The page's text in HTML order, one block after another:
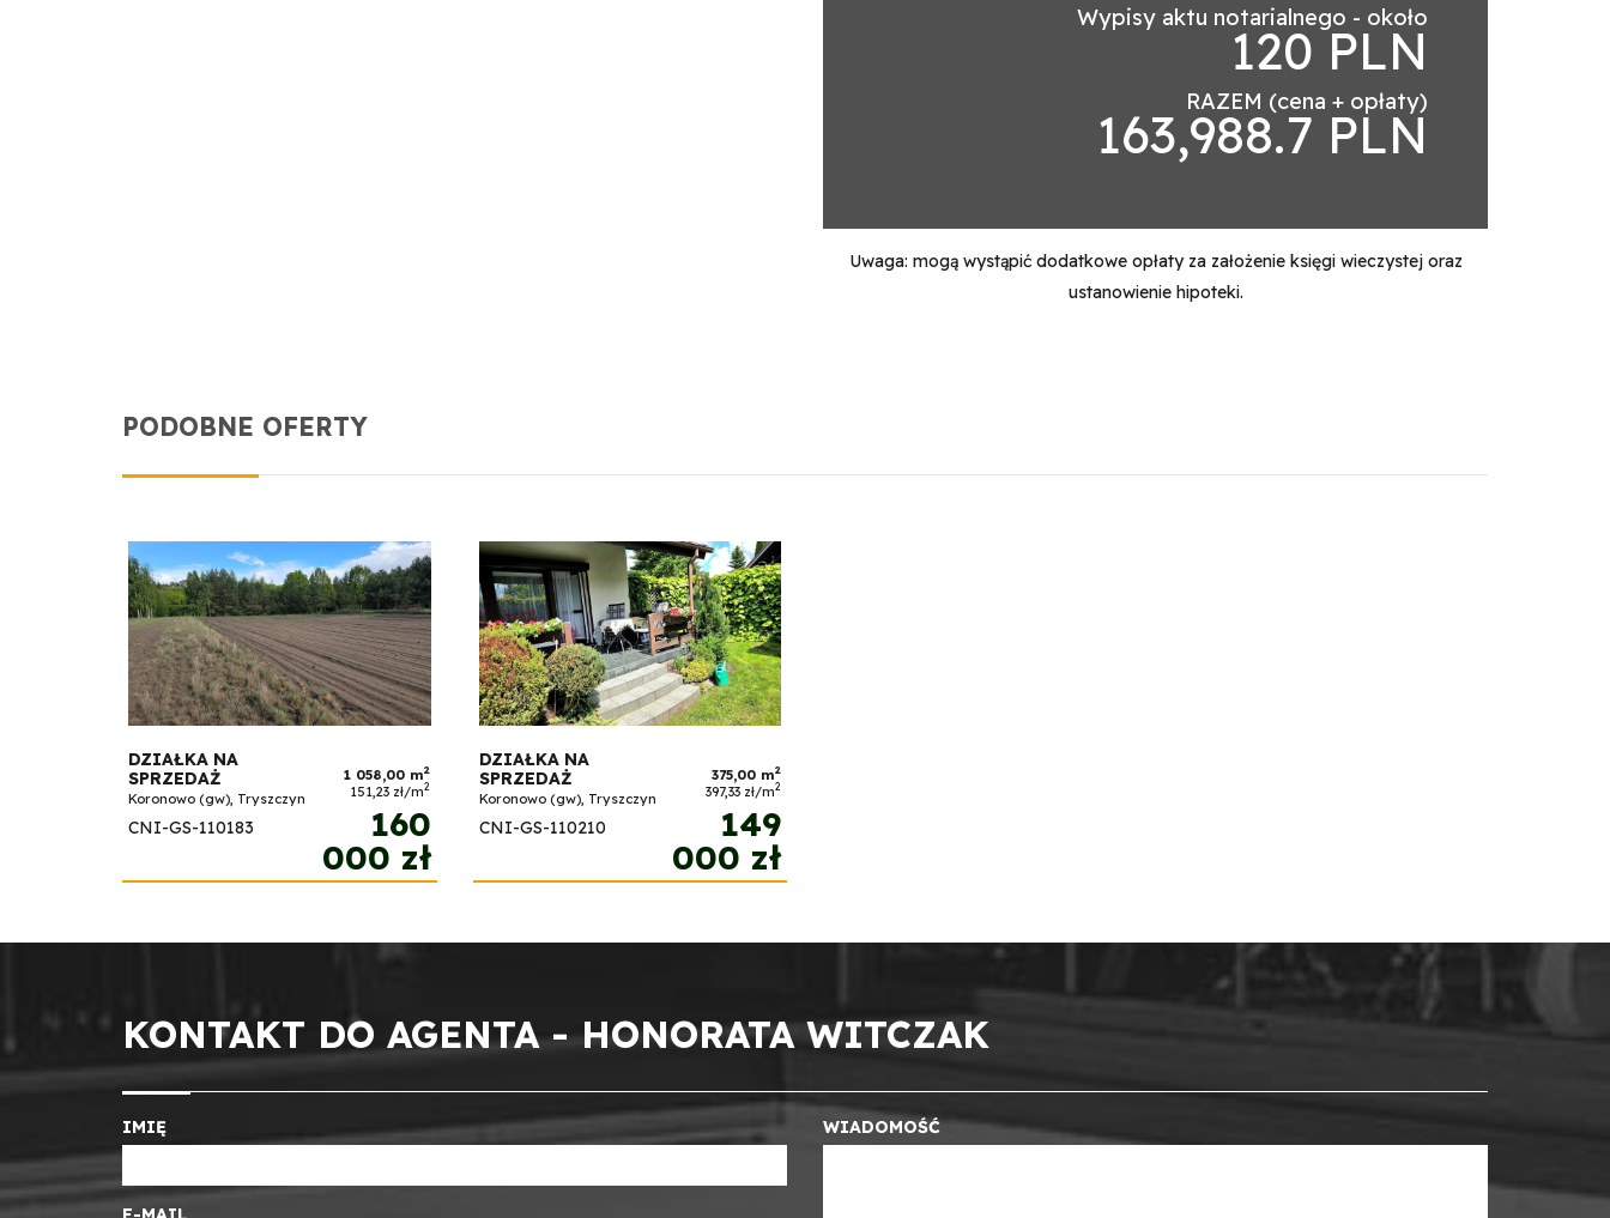
Wypisy aktu notarialnego - około
120 PLN
RAZEM (cena + opłaty)
163,988.7 PLN
Uwaga: mogą wystąpić dodatkowe opłaty za założenie księgi wieczystej oraz
ustanowienie hipoteki.
PODOBNE OFERTY
DZIAŁKA NA
SPRZEDAŻ
Koronowo (gw), Tryszczyn
1 058,00 m2
151,23 zł/m2
CNI-GS-110183
160
000 zł
DZIAŁKA NA
SPRZEDAŻ
Koronowo (gw), Tryszczyn
375,00 m2
397,33 zł/m2
CNI-GS-110210
149
000 zł
KONTAKT DO AGENTA - HONORATA WITCZAK
IMIĘ WIADOMOŚĆ